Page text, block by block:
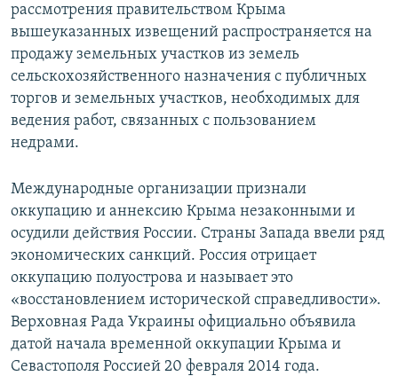
рассмотрения правительством Крыма
вышеуказанных извещений распространяется на
продажу земельных участков из земель
сельскохозяйственного назначения с публичных
торгов и земельных участков, необходимых для
ведения работ, связанных с пользованием
недрами.
Международные организации признали
оккупацию и аннексию Крыма незаконными и
осудили действия России. Страны Запада ввели ряд
экономических санкций. Россия отрицает
оккупацию полуострова и называет это
«восстановлением исторической справедливости».
Верховная Рада Украины официально объявила
датой начала временной оккупации Крыма и
Севастополя Россией 20 февраля 2014 года.